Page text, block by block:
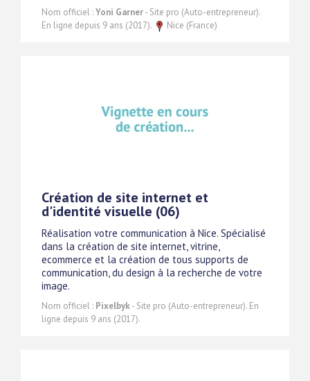
Nom officiel :Yoni Garner- Site pro (Auto-entrepreneur).
En ligne depuis 9 ans (2017).
Nice (France)
Création de site internet et
d'identité visuelle (06)
Réalisation votre communication à Nice. Spécialisé
dans la création de site internet, vitrine,
ecommerce et la création de tous supports de
communication, du design à la recherche de votre
image.
Nom officiel : Pixelbyk- Site pro (Auto-entrepreneur). En
ligne depuis 9 ans (2017).